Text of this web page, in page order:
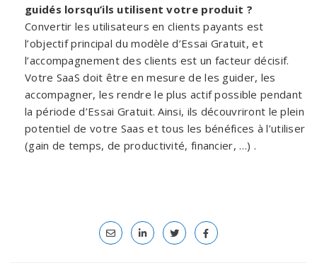
guidés lorsqu’ils utilisent votre produit ?
Convertir les utilisateurs en clients payants est
l’objectif principal du modèle d’Essai Gratuit, et
l’accompagnement des clients est un facteur décisif.
Votre SaaS doit être en mesure de les guider, les
accompagner, les rendre le plus actif possible pendant
la période d’Essai Gratuit. Ainsi, ils découvriront le plein
potentiel de votre Saas et tous les bénéfices à l’utiliser
(gain de temps, de productivité, financier, …) .